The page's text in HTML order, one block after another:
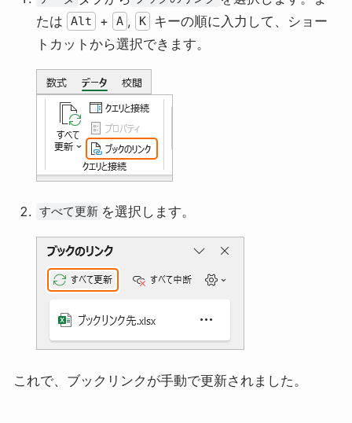
たは
Alt + A , K
キーの順に入力して、ショー
トカットから選択できます。
すべて更新 を選択します。
これで、ブックリンクが手動で更新されました。